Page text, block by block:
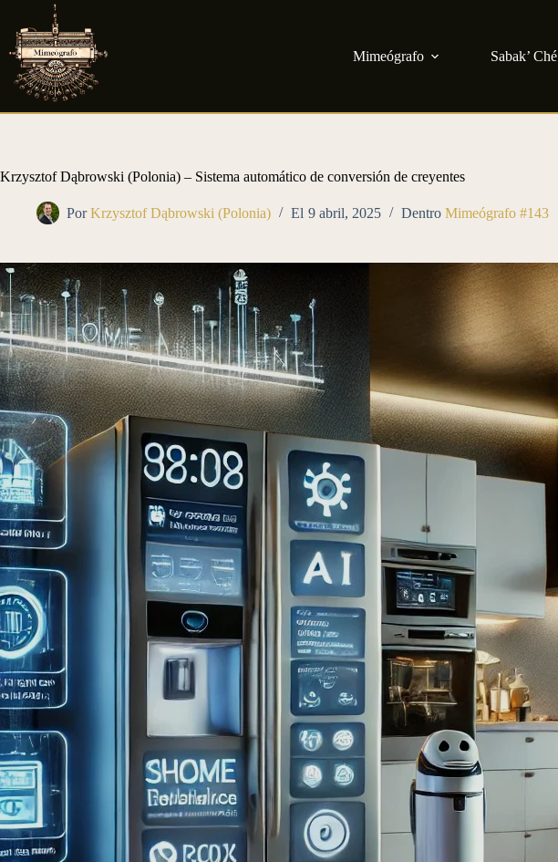
contenido
Mimeógrafo
Sabak’ Ché
Krzysztof Dąbrowski (Polonia) – Sistema automático de conversión de creyentes
Por Krzysztof Dąbrowski (Polonia) El 9 abril, 2025 Dentro Mimeógrafo #143